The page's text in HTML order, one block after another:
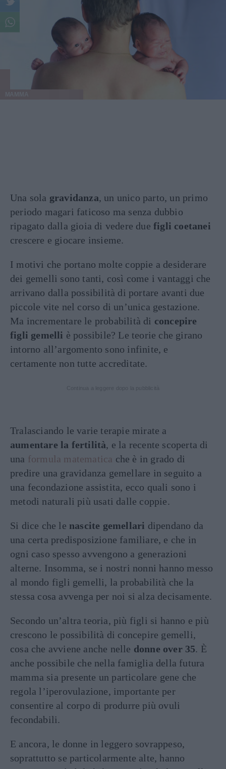
Una sola gravidanza, un unico parto, un primo
periodo magari faticoso ma senza dubbio
ripagato dalla gioia di vedere due figli coetanei
crescere e giocare insieme.
I motivi che portano molte coppie a desiderare
dei gemelli sono tanti, così come i vantaggi che
arrivano dalla possibilità di portare avanti due
piccole vite nel corso di un’unica gestazione.
Ma incrementare le probabilità di concepire
figli gemelli è possibile? Le teorie che girano
intorno all’argomento sono infinite, e
certamente non tutte accreditate.
Tralasciando le varie terapie mirate a
aumentare la fertilità, e la recente scoperta di
una formula matematica che è in grado di
predire una gravidanza gemellare in seguito a
una fecondazione assistita, ecco quali sono i
metodi naturali più usati dalle coppie.
Si dice che le nascite gemellari dipendano da
una certa predisposizione familiare, e che in
ogni caso spesso avvengono a generazioni
alterne. Insomma, se i nostri nonni hanno messo
al mondo figli gemelli, la probabilità che la
stessa cosa avvenga per noi si alza decisamente.
Secondo un’altra teoria, più figli si hanno e più
crescono le possibilità di concepire gemelli,
cosa che avviene anche nelle donne over 35. È
anche possibile che nella famiglia della futura
mamma sia presente un particolare gene che
regola l’iperovulazione, importante per
consentire al corpo di produrre più ovuli
fecondabili.
E ancora, le donne in leggero sovrappeso,
soprattutto se particolarmente alte, hanno